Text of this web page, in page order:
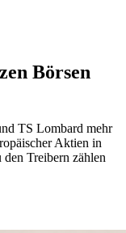
Börsen
TS Lombard mehr
Aktien in
den Treibern zählen